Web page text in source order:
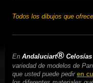
Todos los dibujos que
En Andaluciart®
variedad de modelos de
que usted puede pedir en